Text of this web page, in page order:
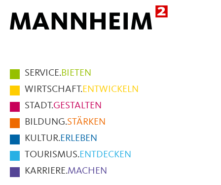
Hauptmenüpunkte
im
Fußbereich
der
Seite
SERVICE.BIETEN
WIRTSCHAFT.ENTWICKELN
STADT.GESTALTEN
BILDUNG.STÄRKEN
KULTUR.ERLEBEN
TOURISMUS.ENTDECKEN
KARRIERE.MACHEN